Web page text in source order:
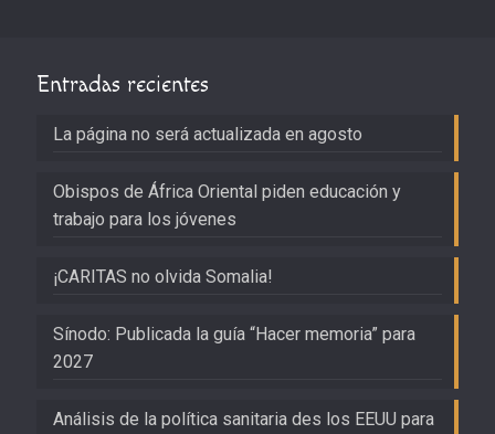
Entradas recientes
La página no será actualizada en agosto
Obispos de África Oriental piden educación y
trabajo para los jóvenes
¡CARITAS no olvida Somalia!
Sínodo: Publicada la guía “Hacer memoria” para
2027
Análisis de la política sanitaria des los EEUU para